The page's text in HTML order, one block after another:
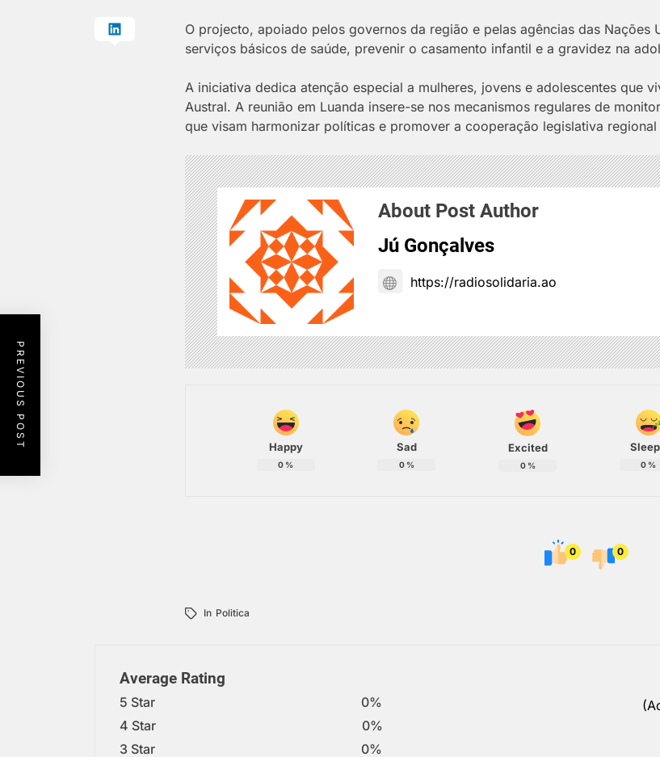
O projecto, apoiado pelos governos da região e pelas agências das
serviços básicos de saúde, prevenir o casamento infantil e a gravidez na
A iniciativa dedica atenção especial a mulheres, jovens e adolescentes que
Austral. A reunião em Luanda insere-se nos mecanismos regulares de
que visam harmonizar políticas e promover a cooperação legislativa
About Post Author
Jú Gonçalves
https://radiosolidaria.ao
Happy
0 %
Sad
0%
Excited
0% 0 %
0 0
In Politica
Average Rating
5 Star
0%
4 Star
0%
3 Star
0%
PREVIOUS POST